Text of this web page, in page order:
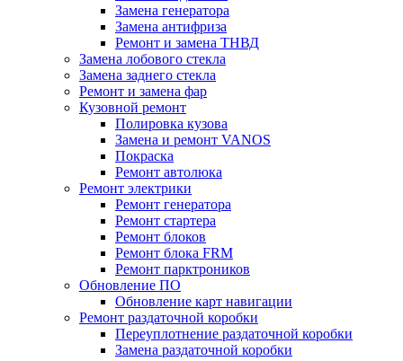
Замена генератора
Замена антифриза
Ремонт и замена ТНВД
Замена лобового стекла
Замена заднего стекла
Ремонт и замена фар
Кузовной ремонт
Полировка кузова
Замена и ремонт VANOS
Покраска
Ремонт автолюка
Ремонт электрики
Ремонт генератора
Ремонт стартера
Ремонт блоков
Ремонт блока FRM
Ремонт парктроников
Обновление ПО
Обновление карт навигации
Ремонт раздаточной коробки
Переуплотнение раздаточной коробки
Замена раздаточной коробки